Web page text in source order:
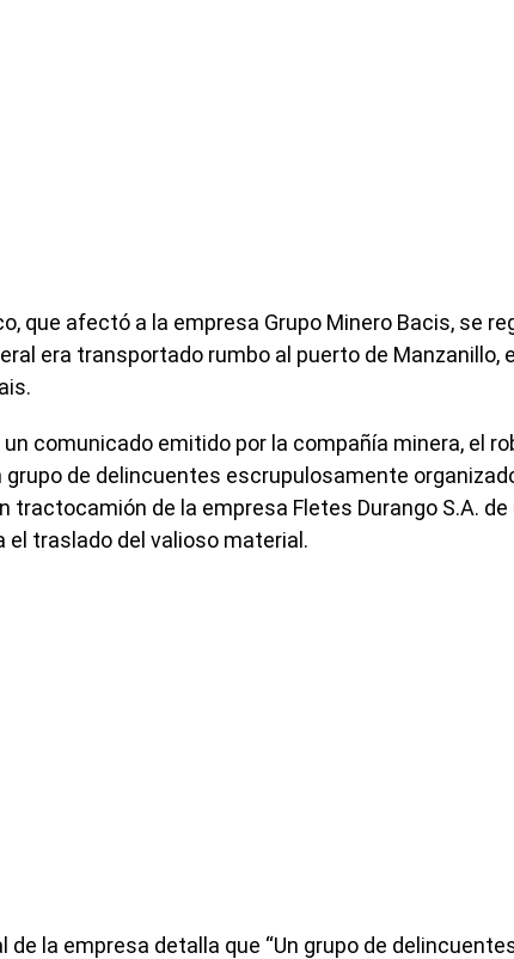
que afectó a la empresa Grupo Minero Bacis, se
era transportado rumbo al puerto de Manzanillo,
un comunicado emitido por la compañía minera, el
grupo de delincuentes escrupulosamente
tractocamión de la empresa Fletes Durango S.A. de
el traslado del valioso material.
de la empresa detalla que “Un grupo de